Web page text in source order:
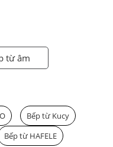
từ âm
Bếp từ Kucy
Bếp từ HAFELE